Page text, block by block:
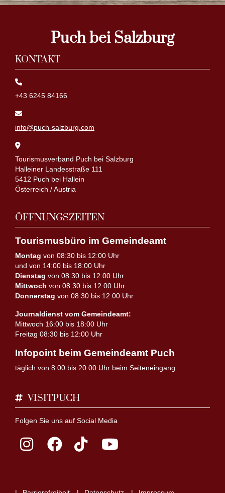
Puch bei Salzburg
KONTAKT
+43 6245 84166
info@puch-salzburg.com
Tourismusverband Puch bei Salzburg
Halleiner Landesstraße 111
5412 Puch bei Hallein
Österreich / Austria
ÖFFNUNGSZEITEN
Tourismusbüro im Gemeindeamt
Montag von 08:30 bis 12:00 Uhr
und von 14:00 bis 18:00 Uhr
Dienstag von 08:30 bis 12:00 Uhr
Mittwoch von 08:30 bis 12:00 Uhr
Donnerstag von 08:30 bis 12:00 Uhr
Journaldienst vom Gemeindeamt:
Mittwoch 16:00 bis 18:00 Uhr
Freitag 08:30 bis 12:00 Uhr
Infopoint beim Gemeindeamt Puch
täglich von 8:00 bis 20.00 Uhr beim Seiteneingang
VISITPUCH
Folgen Sie uns auf Social Media